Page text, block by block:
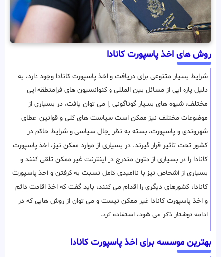
روش های اخذ پاسپورت کانادا
شرایط بسیار متنوعی برای دریافت و اخذ پاسپورت کانادا وجود دارد، به
دلیل پاره ایی از مسائل بین المللی و کنوانسیون های فرامنطقه ایی
مختلف، شیوه های بسیار گوناگونی را می توان یافت، در بسیاری از
موضوعات مختلف نیز ممکن است سیاست های کلی و قوانین اعطای
شهروندی و پاسپورت، بسته به نظر رجال سیاسی و شرایط حاکم در
کشور تحت تاثیر قرار گیرند. در بسیاری از موارد ممکن نیز، اخذ پاسپورت
کانادا را در بسیاری از متون مندرج در اینترنت غیر ممکن تلقی کنند و
بسیاری از اشخاص نیز با ناامیدی کامل نسبت به گرفتن و اخذ پاسپورت
کانادا، کشورهای دیگری را اقدام می کنند، باید گفت که اخذ اقامت دائم
و اخذ پاسپورت کانادا غیر ممکن نیست و می توان از روش هایی که در
ادامه نوشتار ذکر می شود، استفاده کرد.
بهترین موسسه برای اخذ پاسپورت کانادا